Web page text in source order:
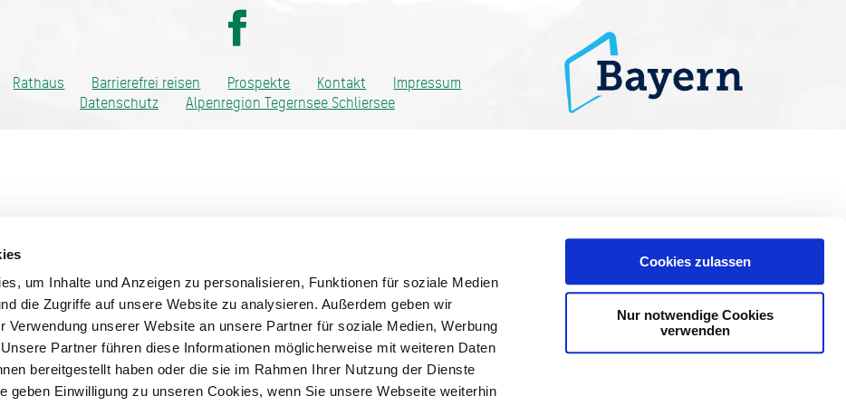
um Inhalte und Anzeigen zu personalisieren, Funktionen für soziale Medien
die Zugriffe auf unsere Website zu analysieren. Außerdem geben wir
Verwendung unserer Website an unsere Partner für soziale Medien, Werbung
Partner führen diese Informationen möglicherweise mit weiteren Daten
bereitgestellt haben oder die sie im Rahmen Ihrer Nutzung der Dienste
geben Einwilligung zu unseren Cookies, wenn Sie unsere Webseite weiterhin
Cookies zulassen
Nur notwendige Cookies
verwenden
Rathaus Barrierefrei reisen Prospekte Kontakt
Impressum
Datenschutz
Alpenregion Tegernsee Schliersee